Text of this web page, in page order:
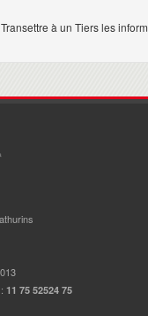
à un Tiers les
11 75 52524 75